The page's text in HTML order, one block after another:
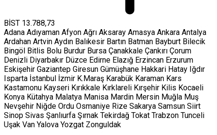
BİST 13.788,73
Adana Adıyaman Afyon Ağrı Aksaray Amasya Ankara Antalya
Ardahan Artvin Aydın Balıkesir Bartın Batman Bayburt Bilecik
Bingöl Bitlis Bolu Burdur Bursa Çanakkale Çankırı Çorum
Denizli Diyarbakır Düzce Edirne Elazığ Erzincan Erzurum
Eskişehir Gaziantep Giresun Gümüşhane Hakkari Hatay Iğdır
Isparta İstanbul İzmir K.Maraş Karabük Karaman Kars
Kastamonu Kayseri Kırıkkale Kırklareli Kırşehir Kilis Kocaeli
Konya Kütahya Malatya Manisa Mardin Mersin Muğla Muş
Nevşehir Niğde Ordu Osmaniye Rize Sakarya Samsun Siirt
Sinop Sivas Şanlıurfa Şırnak Tekirdağ Tokat Trabzon Tunceli
Uşak Van Yalova Yozgat Zonguldak